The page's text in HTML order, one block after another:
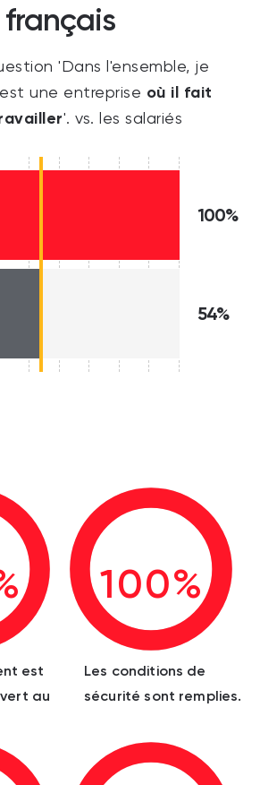
français
'Dans l'ensemble, je
une entreprise où il fait
'. vs. les salariés
100%
54%
est
au
100%
Les conditions de
sécurité sont remplies.